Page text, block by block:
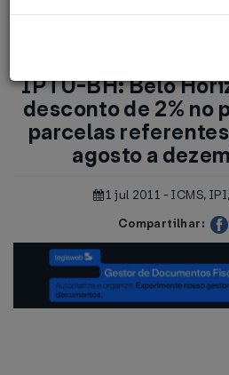
IPTU-BH: Belo
desconto de 2% no
parcelas
agosto a
1 jul 2011 - ICMS,
Compartilhar: